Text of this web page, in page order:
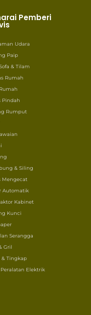
Pemberi
Udara
Paip
& Tilam
Rumah
Pindah
Rumput
& Siling
Mengecat
Automatik
Kabinet
Kunci
Serangga
Gril
& Tingkap
Elektrik